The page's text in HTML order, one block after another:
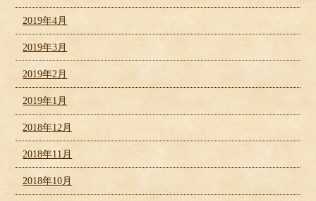
2019年4月
2019年3月
2019年2月
2019年1月
2018年12月
2018年11月
2018年10月